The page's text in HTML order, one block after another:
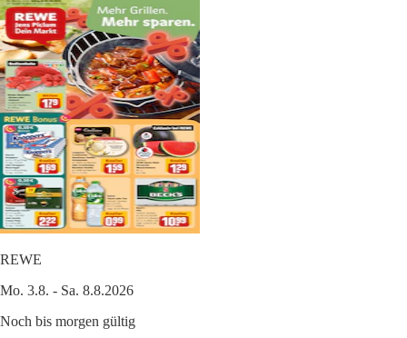
REWE
Mo. 3.8. - Sa. 8.8.2026
Noch bis morgen gültig